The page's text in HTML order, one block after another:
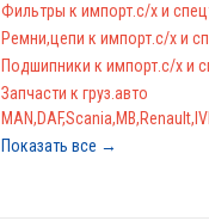
Фильтры к импорт.с/х и
Ремни,цепи к импорт.с/х и
Подшипники к импорт.с/х и
Запчасти к груз.авто
Показать все →